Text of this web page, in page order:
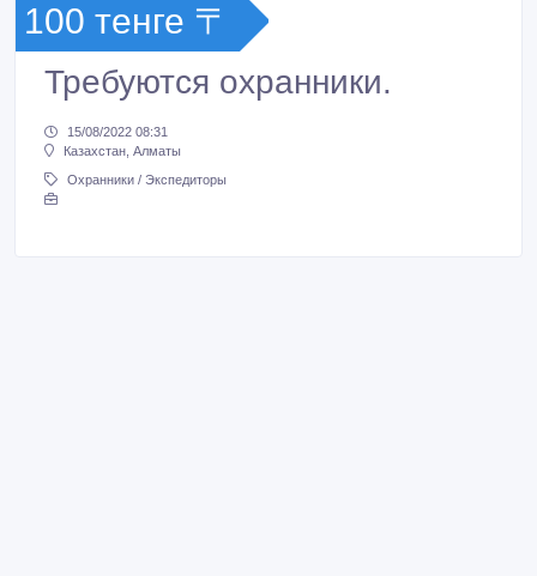
100 тенге 〒
Требуются охранники.
15/08/2022 08:31
Казахстан, Алматы
Охранники / Экспедиторы